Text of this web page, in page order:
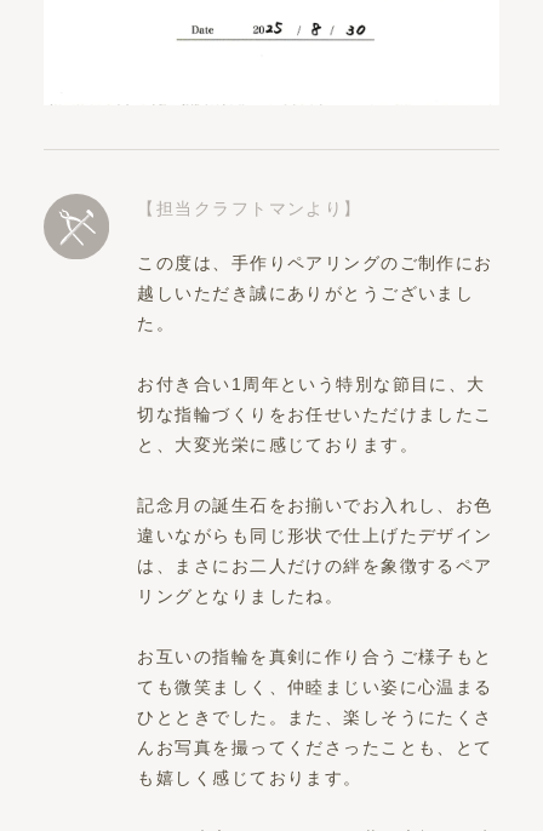
【担当クラフトマンより】
この度は、手作りペアリングのご制作にお
越しいただき誠にありがとうございまし
た。
お付き合い1周年という特別な節目に、大
切な指輪づくりをお任せいただけましたこ
と、大変光栄に感じております。
記念月の誕生石をお揃いでお入れし、お色
違いながらも同じ形状で仕上げたデザイン
は、まさにお二人だけの絆を象徴するペア
リングとなりましたね。
お互いの指輪を真剣に作り合うご様子もと
ても微笑ましく、仲睦まじい姿に心温まる
ひとときでした。また、楽しそうにたくさ
んお写真を撮ってくださったことも、とて
も嬉しく感じております。